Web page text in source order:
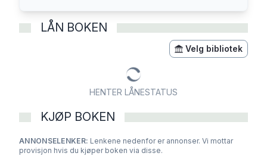
LÅN BOKEN
Velg bibliotek
HENTER LÅNESTATUS
KJØP BOKEN
ANNONSELENKER: Lenkene nedenfor er annonser. Vi mottar
provisjon hvis du kjøper boken via disse.